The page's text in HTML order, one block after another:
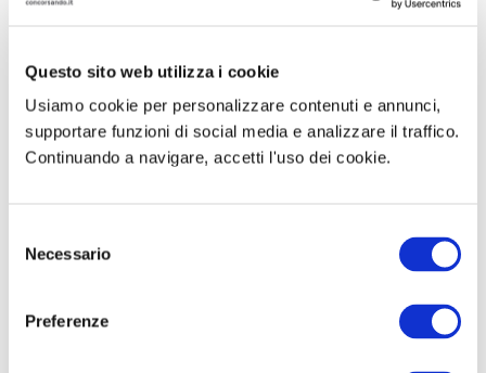
Questo sito web utilizza i cookie
Usiamo cookie per personalizzare contenuti e annunci,
supportare funzioni di social media e analizzare il traffico.
Continuando a navigare, accetti l'uso dei cookie.
Necessario
Preferenze
📝 Requisiti di Partecipazione
Requisiti Generali
Cittadinanza italiana o di uno Stato
Non essere stati destituiti, dispensati o